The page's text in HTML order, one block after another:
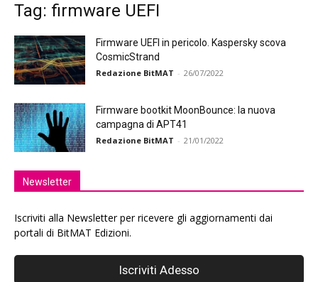
Tag: firmware UEFI
Firmware UEFI in pericolo. Kaspersky scova
CosmicStrand
Redazione BitMAT - 26/07/2022
Firmware bootkit MoonBounce: la nuova
campagna di APT41
Redazione BitMAT - 21/01/2022
Newsletter
Iscriviti alla Newsletter per ricevere gli aggiornamenti dai
portali di BitMAT Edizioni.